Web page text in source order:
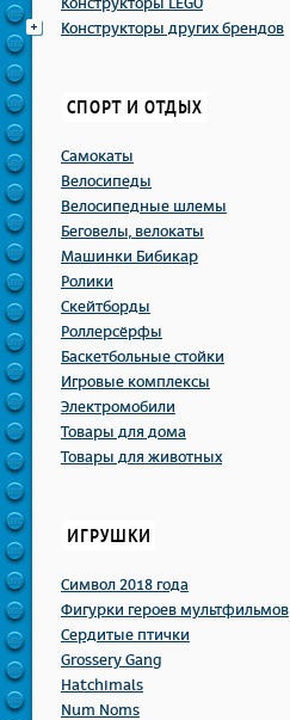
Конструкторы LEGO
Конструкторы других брендов
СПОРТ И ОТДЫХ
Самокаты
Велосипеды
Велосипедные шлемы
Беговелы, велокаты
Машинки Бибикар
Ролики
Скейтборды
Роллерсёрфы
Баскетбольные стойки
Игровые комплексы
Электромобили
Товары для дома
Товары для животных
ИГРУШКИ
Символ 2018 года
Фигурки героев мультфильмов
Сердитые птички
Grossery Gang
Hatchimals
Num Noms